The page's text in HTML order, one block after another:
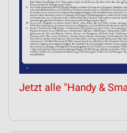
Jetzt alle "Handy &